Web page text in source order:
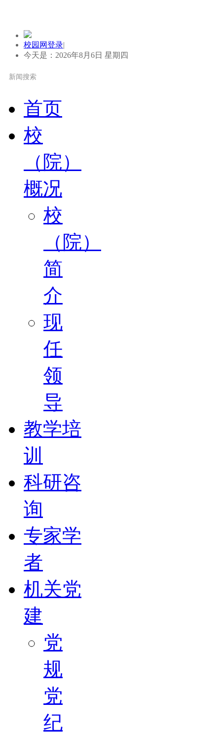
校园网登录|
今天是：2026年8月6日 星期四
首页
校
（院）
概况
校
（院）
简
介
现
任
领
导
教学培
训
科研咨
询
专家学
者
机关党
建
党
规
党
纪